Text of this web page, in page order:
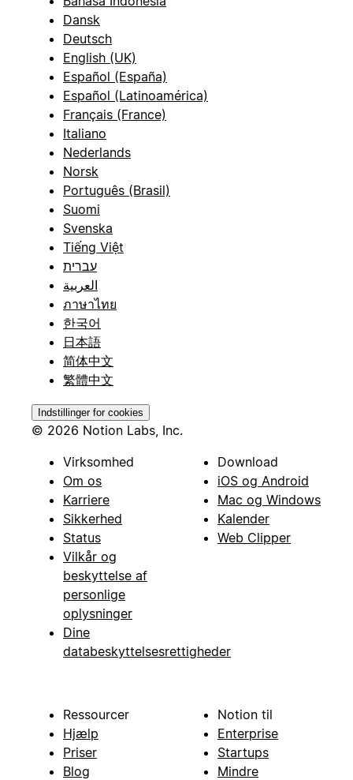
Dansk
Deutsch
English (UK)
Español (España)
Español (Latinoamérica)
Français (France)
Italiano
Nederlands
Norsk
Português (Brasil)
Suomi
Svenska
Tiếng Việt
עברית
العربية
ภาษาไทย
한국어
日本語
简体中文
繁體中文
Indstillinger for cookies
© 2026 Notion Labs, Inc.
Virksomhed
Om os
Karriere
Sikkerhed
Status
Vilkår og
beskyttelse af
personlige
oplysninger
Dine
databeskyttelsesrettigheder
Download
iOS og Android
Mac og Windows
Kalender
Web Clipper
Ressourcer
Hjælp
Priser
Blog
Notion til
Enterprise
Startups
Mindre